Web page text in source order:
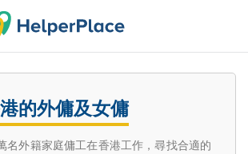
的外傭及女傭
名外籍家庭傭工在香港工作，尋找合適的